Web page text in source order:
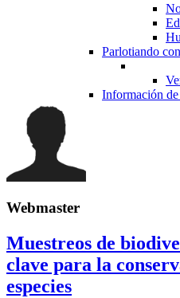
Parlotiando
Información de
Webmaster
Muestreos de
clave para la
especies